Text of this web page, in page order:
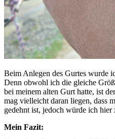
Beim Anlegen des Gurtes wurde
Denn obwohl ich die gleiche
bei meinem alten Gurt hatte, ist
mag vielleicht daran liegen, dass
gedehnt ist, jedoch würde ich hier
Mein Fazit: